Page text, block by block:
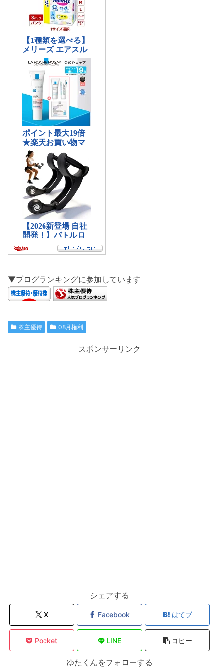
▼ブログランキングに参加しています
株主優待 08月権利
スポンサーリンク
シェアする
X Facebook はてブ
Pocket LINE コピー
ゆたくんをフォローする